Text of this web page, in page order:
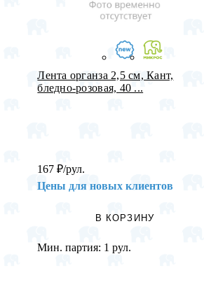
Лента органза 2,5 см, Кант,
бледно-розовая, 40 ...
167₽/рул.
Цены для новых клиентов
В КОРЗИНУ
Мин. партия: 1 рул.